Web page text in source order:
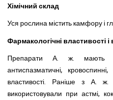
Хімічний склад
Уся рослина містить камфору і
Фармакологічні властивості
Препарати А. ж.
мають
антиспазматичні, кровоспинні,
властивості. Раніше з А. ж.
використовували при астмі,